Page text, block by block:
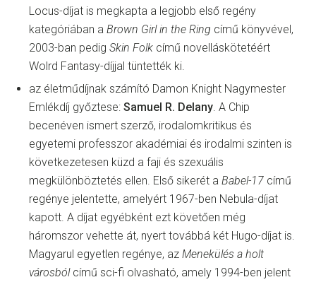
Locus-díjat is megkapta a legjobb első regény
kategóriában a Brown Girl in the Ring című könyvével,
2003-ban pedig Skin Folk című novelláskötetéért
Wolrd Fantasy-díjjal tüntették ki.
az életműdíjnak számító Damon Knight Nagymester
Emlékdíj győztese: Samuel R. Delany . A Chip
becenéven ismert szerző, irodalomkritikus és
egyetemi professzor akadémiai és irodalmi szinten is
következetesen küzd a faji és szexuális
megkülönböztetés ellen. Első sikerét a Babel-17 című
regénye jelentette, amelyért 1967-ben Nebula-díjat
kapott. A díjat egyébként ezt követően még
háromszor vehette át, nyert továbbá két Hugo-díjat is.
Magyarul egyetlen regénye, az Menekülés a holt
városbólcímű sci-fi olvasható, amely 1994-ben jelent